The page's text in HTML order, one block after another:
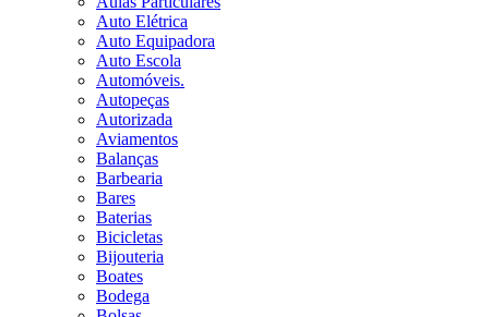
Auto Elétrica
Auto Equipadora
Auto Escola
Automóveis.
Autopeças
Autorizada
Aviamentos
Balanças
Barbearia
Bares
Baterias
Bicicletas
Bijouteria
Boates
Bodega